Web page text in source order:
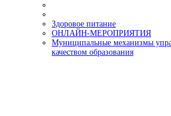
Здоровое питание
ОНЛАЙН-МЕРОПРИЯТИЯ
Муниципальные механизмы
качеством образования